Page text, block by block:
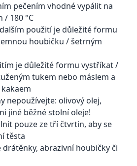
pečením vhodné vypálit na
/ 180 °C
použití je důležité formu
houbičku / šetrným
je důležité formu vystříkat /
tukem nebo máslem a
nepoužívejte: olivový olej,
jiné běžné stolní oleje!
pouze ze tří čtvrtin, aby se
těsta
abrazivní houbičky či